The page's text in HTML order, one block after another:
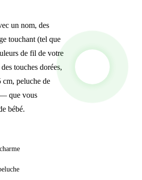
un nom, des
touchant (tel que
de fil de votre
touches dorées,
cm, peluche de
— que vous
bébé.